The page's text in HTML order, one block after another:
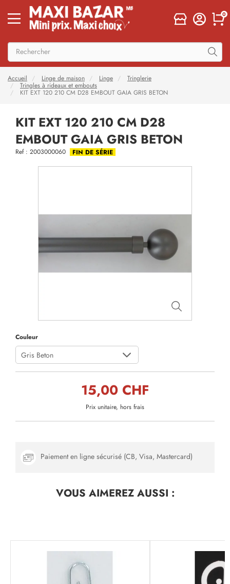
0
Accueil Linge de maison Linge
Tringlerie
Tringles à rideaux et embouts
KIT EXT 120 210 CM D28 EMBOUT GAIA GRIS BETON
KIT EXT 120 210 CM D28
EMBOUT GAIA GRIS BETON
Ref : 2003000060 FIN DE SÉRIE
Couleur
Gris Beton
15,00 CHF
Prix unitaire, hors frais
Paiement en ligne sécurisé (CB, Visa, Mastercard)
VOUS AIMEREZAUSSI :